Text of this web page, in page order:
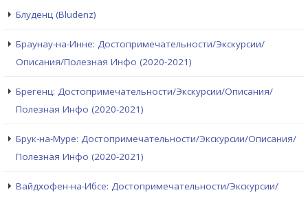
Блуденц (Bludenz)
Браунау-на-Инне: Достопримечательности/Экскурсии/
Описания/Полезная Инфо (2020-2021)
Брегенц: Достопримечательности/Экскурсии/Описания/
Полезная Инфо (2020-2021)
Брук-на-Муре: Достопримечательности/Экскурсии/Описания/
Полезная Инфо (2020-2021)
Вайдхофен-на-Ибсе: Достопримечательности/Экскурсии/